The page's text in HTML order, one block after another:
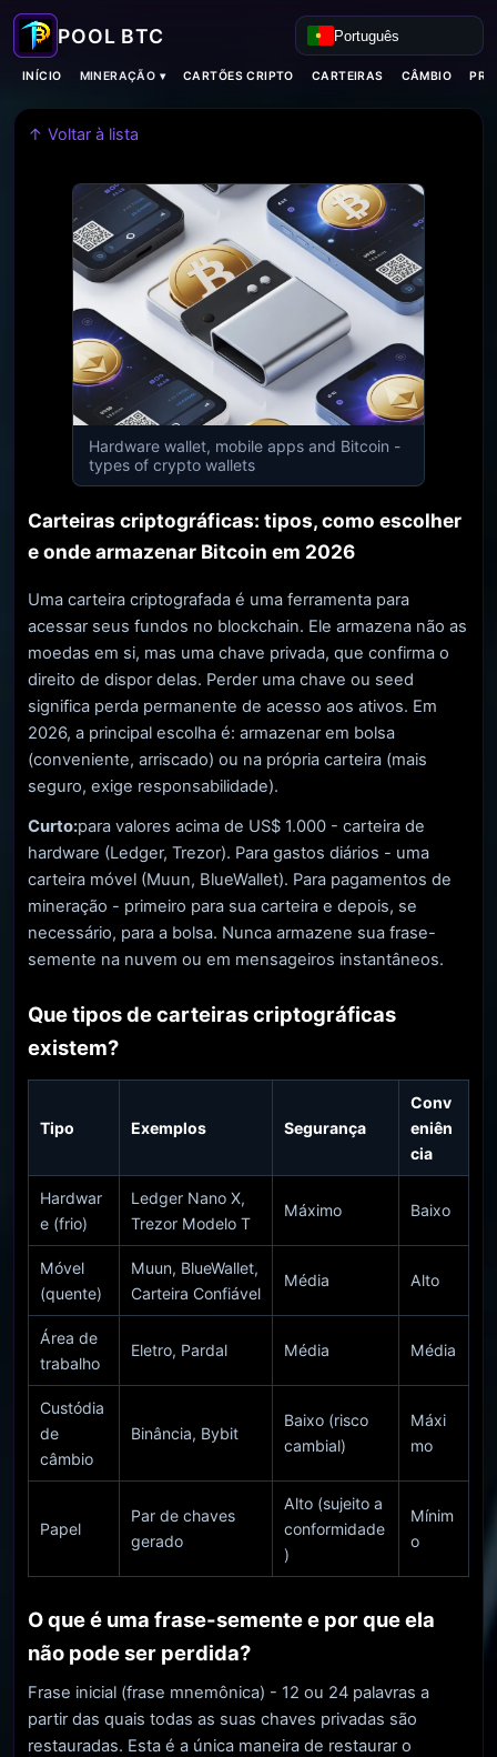
Português
INÍCIO MINERAÇÃO ▾ CARTÕES CRIPTO CARTEIRAS CÂMBIO
↑ Voltar à lista
Hardware wallet, mobile apps and Bitcoin -
types of crypto wallets
Carteiras criptográficas: tipos, como escolher
e onde armazenar Bitcoin em 2026
Uma carteira criptografada é uma ferramenta para
acessar seus fundos no blockchain. Ele armazena não as
moedas em si, mas uma chave privada, que confirma o
direito de dispor delas. Perder uma chave ou seed
significa perda permanente de acesso aos ativos. Em
2026, a principal escolha é: armazenar em bolsa
(conveniente, arriscado) ou na própria carteira (mais
seguro, exige responsabilidade).
Curto:para valores acima de US$ 1.000 - carteira de
hardware (Ledger, Trezor). Para gastos diários - uma
carteira móvel (Muun, BlueWallet). Para pagamentos de
mineração - primeiro para sua carteira e depois, se
necessário, para a bolsa. Nunca armazene sua frase-
semente na nuvem ou em mensageiros instantâneos.
Que tipos de carteiras criptográficas
existem?
Tipo Exemplos Segurança
Conv
eniên
cia
Hardwar
e (frio)
Ledger Nano X,
Trezor Modelo T
Máximo Baixo
Móvel
(quente)
Muun, BlueWallet,
Carteira Confiável
Média Alto
Área de
trabalho
Eletro, Pardal Média Média
Custódia
de
câmbio
Binância, Bybit
Baixo (risco
cambial)
Máxi
mo
Papel
Par de chaves
gerado
Alto (sujeito a
conformidade
)
Mínim
o
O que é uma frase-semente e por que ela
não pode ser perdida?
Frase inicial (frase mnemônica) - 12 ou 24 palavras a
partir das quais todas as suas chaves privadas são
restauradas. Esta é a única maneira de restaurar o